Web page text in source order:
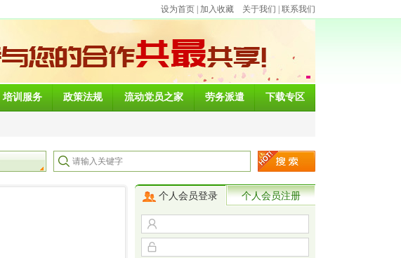
设为首页 加入收藏 关于我们 联系我们
培训服务 政策法规 流动党员之家 劳务派遣 下载专区
个人会员登录 个人会员注册